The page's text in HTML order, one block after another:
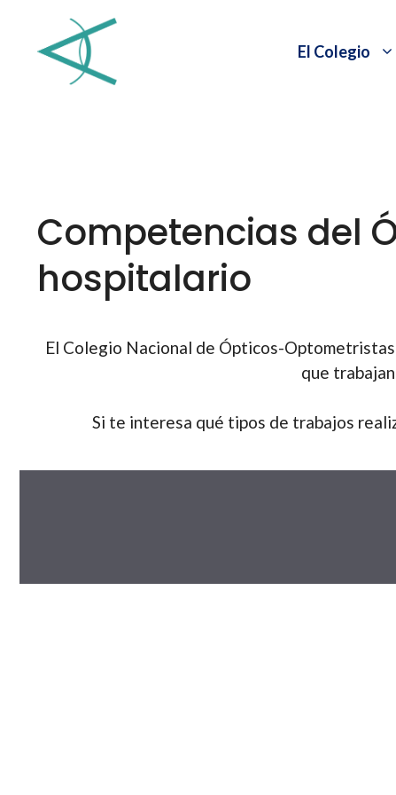
contenido
El Colegio
Competencias del
hospitalario
El Colegio Nacional de Ópticos-
que
Si te interesa qué tipos de trabajos